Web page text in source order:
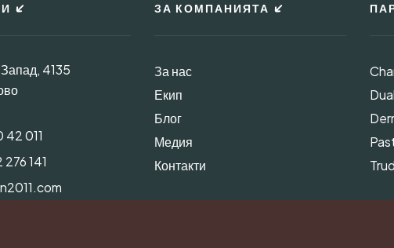
4135
011
141
ЗА КОМПАНИЯТА
За нас
Екип
Блог
Медия
Контакти